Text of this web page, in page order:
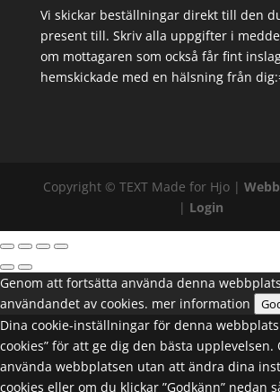
Vi skickar beställningar direkt till den
present till. Skriv alla uppgifter i
om mottagaren som också får fint
hemskickade med en hälsning från
Copyright ©TEXT Made for Hjo |
| Login
Genom att fortsätta använda denna
användandet av cookies. mer information
Dina cookie-inställningar för denna
cookies” för att ge dig den bästa
använda webbplatsen utan att ändra dina
cookies eller om du klickar ”Godkänn” nedan